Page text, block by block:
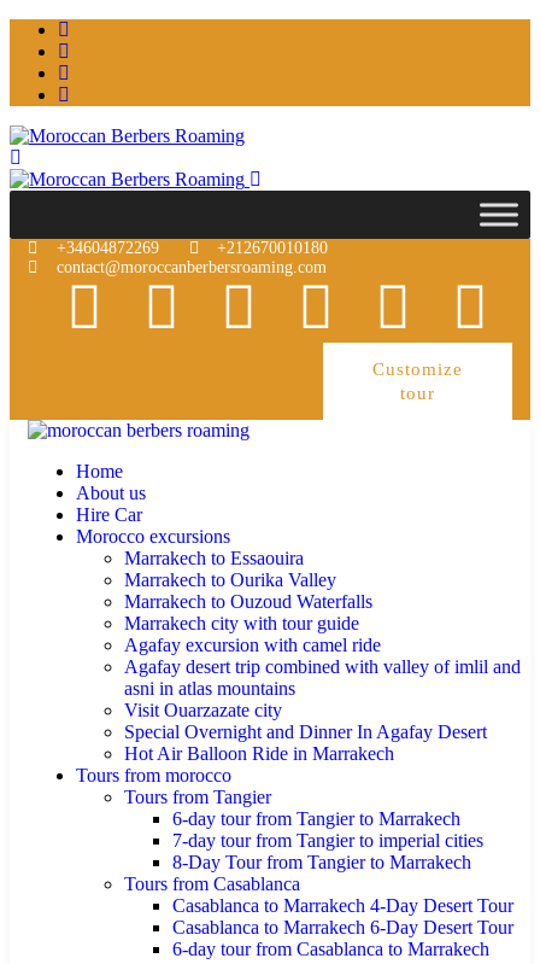
+34604872269
+212670010180
contact@moroccanberbersroaming.com
Customize
tour
Home
About us
Hire Car
Morocco excursions
Marrakech to Essaouira
Marrakech to Ourika Valley
Marrakech to Ouzoud Waterfalls
Marrakech city with tour guide
Agafay excursion with camel ride
Agafay desert trip combined with valley of imlil and
asni in atlas mountains
Visit Ouarzazate city
Special Overnight and Dinner In Agafay Desert
Hot Air Balloon Ride in Marrakech
Tours from morocco
Tours from Tangier
6-day tour from Tangier to Marrakech
7-day tour from Tangier to imperial cities
8-Day Tour from Tangier to Marrakech
Tours from Casablanca
Casablanca to Marrakech 4-Day Desert Tour
Casablanca to Marrakech 6-Day Desert Tour
6-day tour from Casablanca to Marrakech